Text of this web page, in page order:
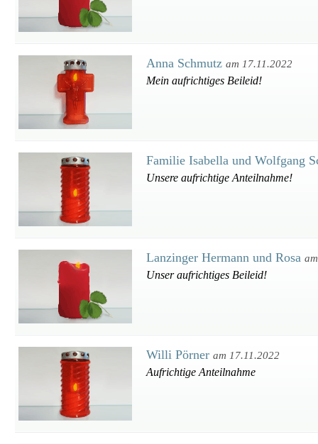
Anna Schmutz am 17.11.2022
Mein aufrichtiges Beileid!
Familie Isabella und Wolfgang
Unsere aufrichtige Anteilnahme!
Lanzinger Hermann und Rosa
Unser aufrichtiges Beileid!
Willi Pörner am 17.11.2022
Aufrichtige Anteilnahme